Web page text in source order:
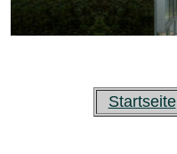
Startseite